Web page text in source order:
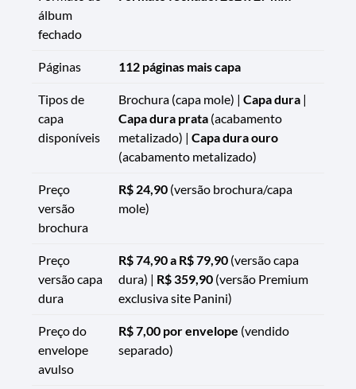
álbum
fechado
Páginas 112 páginas mais capa
Tipos de
capa
disponíveis
Brochura (capa mole) | Capa dura |
Capa dura prata (acabamento
metalizado) | Capa dura ouro
(acabamento metalizado)
Preço
versão
brochura
R$ 24,90 (versão brochura/capa
mole)
Preço
versão capa
dura
R$ 74,90 a R$ 79,90 (versão capa
dura) | R$ 359,90 (versão Premium
exclusiva site Panini)
Preço do
envelope
avulso
R$ 7,00 por envelope (vendido
separado)